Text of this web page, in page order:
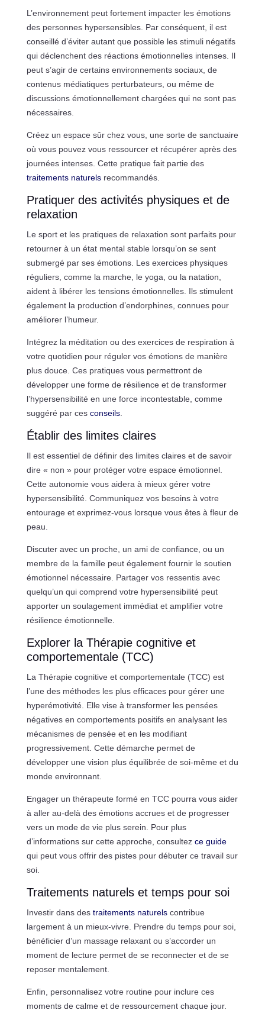
L’environnement peut fortement impacter les émotions
des personnes hypersensibles. Par conséquent, il est
conseillé d’éviter autant que possible les stimuli négatifs
qui déclenchent des réactions émotionnelles intenses. Il
peut s’agir de certains environnements sociaux, de
contenus médiatiques perturbateurs, ou même de
discussions émotionnellement chargées qui ne sont pas
nécessaires.
Créez un espace sûr chez vous, une sorte de sanctuaire
où vous pouvez vous ressourcer et récupérer après des
journées intenses. Cette pratique fait partie des
traitements naturelsrecommandés.
Pratiquer des activités physiques et de
relaxation
Le sport et les pratiques de relaxation sont parfaits pour
retourner à un état mental stable lorsqu’on se sent
submergé par ses émotions. Les exercices physiques
réguliers, comme la marche, le yoga, ou la natation,
aident à libérer les tensions émotionnelles. Ils stimulent
également la production d’endorphines, connues pour
améliorer l’humeur.
Intégrez la méditation ou des exercices de respiration à
votre quotidien pour réguler vos émotions de manière
plus douce. Ces pratiques vous permettront de
développer une forme de résilience et de transformer
l’hypersensibilité en une force incontestable, comme
suggéré par ces conseils.
Établir des limites claires
Il est essentiel de définir des limites claires et de savoir
dire « non » pour protéger votre espace émotionnel.
Cette autonomie vous aidera à mieux gérer votre
hypersensibilité. Communiquez vos besoins à votre
entourage et exprimez-vous lorsque vous êtes à fleur de
peau.
Discuter avec un proche, un ami de confiance, ou un
membre de la famille peut également fournir le soutien
émotionnel nécessaire. Partager vos ressentis avec
quelqu’un qui comprend votre hypersensibilité peut
apporter un soulagement immédiat et amplifier votre
résilience émotionnelle.
Explorer la Thérapie cognitive et
comportementale (TCC)
La Thérapie cognitive et comportementale (TCC) est
l’une des méthodes les plus efficaces pour gérer une
hyperémotivité. Elle vise à transformer les pensées
négatives en comportements positifs en analysant les
mécanismes de pensée et en les modifiant
progressivement. Cette démarche permet de
développer une vision plus équilibrée de soi-même et du
monde environnant.
Engager un thérapeute formé en TCC pourra vous aider
à aller au-delà des émotions accrues et de progresser
vers un mode de vie plus serein. Pour plus
d’informations sur cette approche, consultez ce guide
qui peut vous offrir des pistes pour débuter ce travail sur
soi.
Traitements naturels et temps pour soi
Investir dans des traitements naturelscontribue
largement à un mieux-vivre. Prendre du temps pour soi,
bénéficier d’un massage relaxant ou s’accorder un
moment de lecture permet de se reconnecter et de se
reposer mentalement.
Enfin, personnalisez votre routine pour inclure ces
moments de calme et de ressourcement chaque jour.